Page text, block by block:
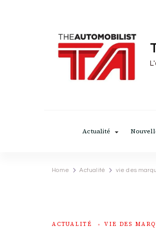
Actualité
Home Actualité vie des
ACTUALITÉ VIE DES